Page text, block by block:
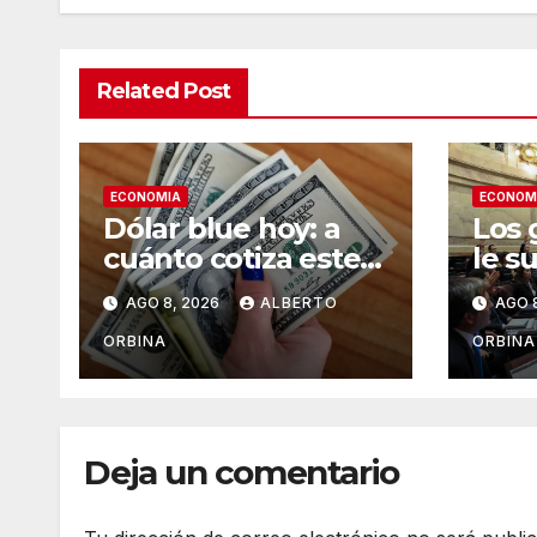
Related Post
ECONOMIA
Dólar blue hoy: a
cuánto cotiza este
sábado 08 de
agosto
AGO 8, 2026 ALBERTO
ORBINA
Los
le
AGO
ORBINA
Deja un comentario